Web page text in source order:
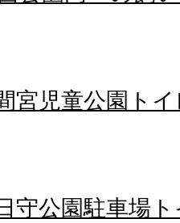
宮児童公園ト
守公園駐車場